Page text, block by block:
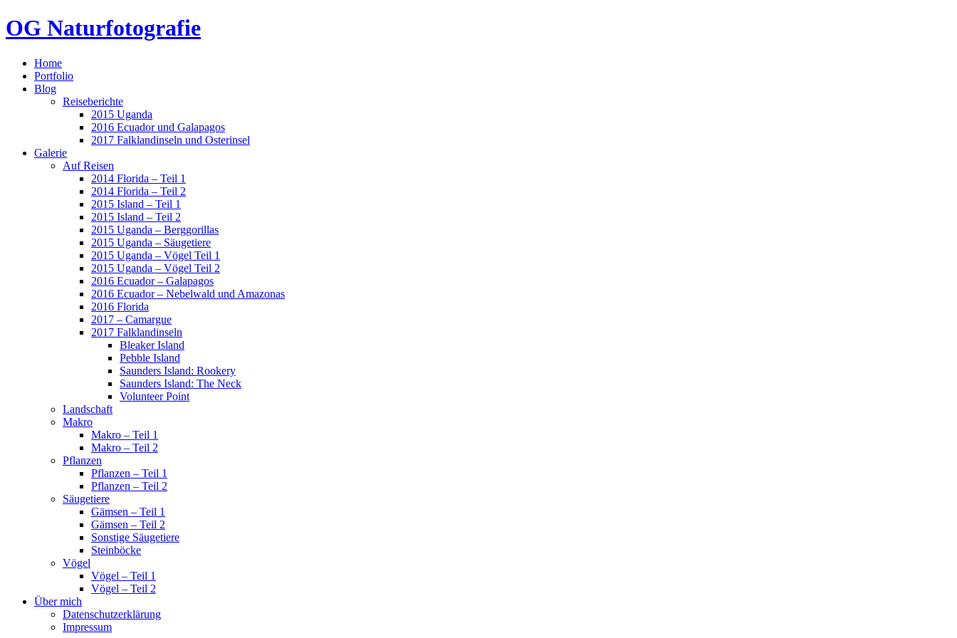
OG Naturfotografie
Home
Portfolio
Blog
Reiseberichte
2015 Uganda
2016 Ecuador und Galapagos
2017 Falklandinseln und Osterinsel
Galerie
Auf Reisen
2014 Florida – Teil 1
2014 Florida – Teil 2
2015 Island – Teil 1
2015 Island – Teil 2
2015 Uganda – Berggorillas
2015 Uganda – Säugetiere
2015 Uganda – Vögel Teil 1
2015 Uganda – Vögel Teil 2
2016 Ecuador – Galapagos
2016 Ecuador – Nebelwald und Amazonas
2016 Florida
2017 – Camargue
2017 Falklandinseln
Bleaker Island
Pebble Island
Saunders Island: Rookery
Saunders Island: The Neck
Volunteer Point
Landschaft
Makro
Makro – Teil 1
Makro – Teil 2
Pflanzen
Pflanzen – Teil 1
Pflanzen – Teil 2
Säugetiere
Gämsen – Teil 1
Gämsen – Teil 2
Sonstige Säugetiere
Steinböcke
Vögel
Vögel – Teil 1
Vögel – Teil 2
Über mich
Datenschutzerklärung
Impressum